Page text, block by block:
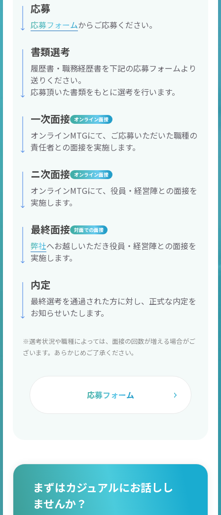
応募
応募フォームからご応募ください。
書類選考
履歴書・職務経歴書を下記の応募フォームより
送りください。
応募頂いた書類をもとに選考を行います。
一次面接 オンライン面接
オンラインMTGにて、ご応募いただいた職種の
責任者との面接を実施します。
ニ次面接 オンライン面接
オンラインMTGにて、役員・経営陣との面接を
実施します。
最終面接 対面での面接
弊社へお越しいただき役員・経営陣との面接を
実施します。
内定
最終選考を通過された方に対し、正式な内定を
お知らせいたします。
※選考状況や職種によっては、面接の回数が増える場合がご
ざいます。あらかじめご了承ください。
応募フォーム
まずはカジュアルにお話しし
ませんか？